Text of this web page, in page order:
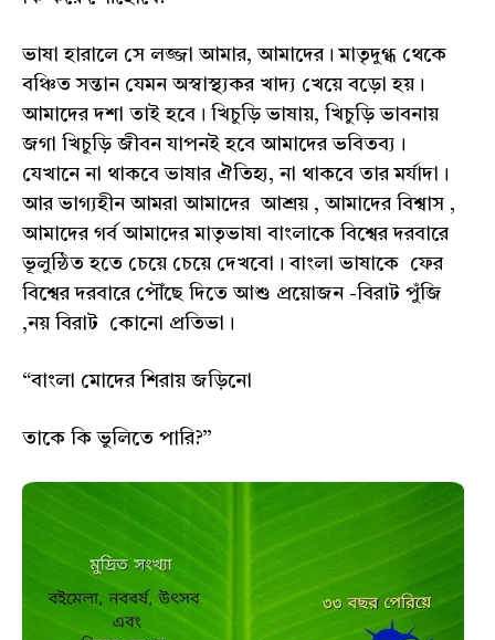
ভাষা হারালে সে লজ্জা আমার, আমাদের। মাতৃদুগ্ধ থেকে
বঞ্চিত সন্তান যেমন অস্বাস্থ্যকর খাদ্য খেয়ে বড়ো হয়।
আমাদের দশা তাই হবে। খিচুড়ি ভাষায়, খিচুড়ি ভাবনায়
জগা খিচুড়ি জীবন যাপনই হবে আমাদের ভবিতব্য।
যেখানে না থাকবে ভাষার ঐতিহ্য, না থাকবে তার মর্যাদা।
আর ভাগ্যহীন আমরা আমাদের আশ্রয় , আমাদের বিশ্বাস ,
আমাদের গর্ব আমাদের মাতৃভাষা বাংলাকে বিশ্বের দরবারে
ভূলুন্ঠিত হতে চেয়ে চেয়ে দেখবো। বাংলা ভাষাকে ফের
বিশ্বের দরবারে পৌঁছে দিতে আশু প্রয়োজন -বিরাট পুঁজি
,নয় বিরাট কোনো প্রতিভা।
“বাংলা মোদের শিরায় জড়িনো
তাকে কি ভুলিতে পারি?”